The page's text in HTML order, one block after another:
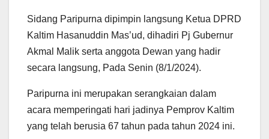
Sidang Paripurna dipimpin langsung Ketua DPRD
Kaltim Hasanuddin Mas’ud, dihadiri Pj Gubernur
Akmal Malik serta anggota Dewan yang hadir
secara langsung, Pada Senin (8/1/2024).
Paripurna ini merupakan serangkaian dalam
acara memperingati hari jadinya Pemprov Kaltim
yang telah berusia 67 tahun pada tahun 2024 ini.